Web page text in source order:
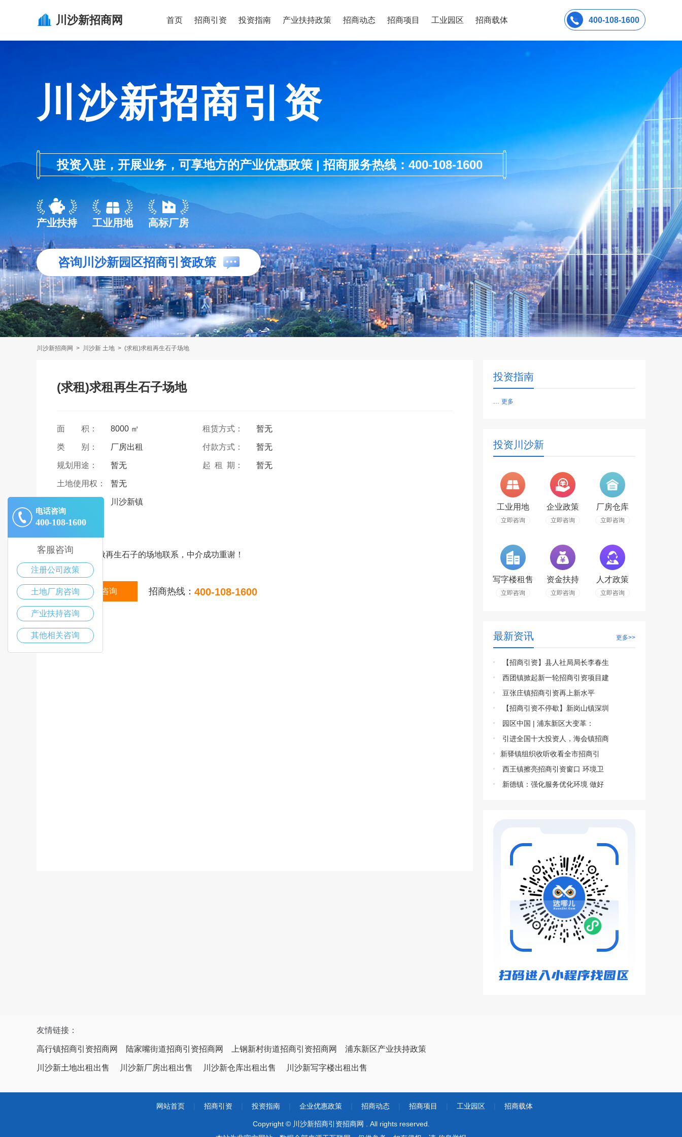
川沙新招商网 首页 招商引资 投资指南 产业扶持政策 招商动态 招商项目 工业园区 招商载体 400-108-1600
川沙新招商引资
投资入驻，开展业务，可享地方的产业优惠政策 | 招商服务热线：400-108-1600
产业扶持 工业用地 高标厂房
咨询川沙新园区招商引资政策
川沙新招商网 > 川沙新 土地 > (求租)求租再生石子场地
(求租)求租再生石子场地
面 积： 8000 ㎡ 租赁方式： 暂无
类 别： 厂房出租 付款方式： 暂无
规划用途： 暂无 起 租 期： 暂无
土地使用权： 暂无
详细地址： 川沙新镇
那里有可以做再生石子的场地联系，中介成功重谢！
在线咨询 招商热线： 400-108-1600
投资指南
更多
投资川沙新
工业用地
立即咨询
企业政策
立即咨询
厂房仓库
立即咨询
写字楼租售
立即咨询
资金扶持
立即咨询
人才政策
立即咨询
最新资讯 更多>>
【招商引资】县人社局局长李春生
西团镇掀起新一轮招商引资项目建
豆张庄镇招商引资再上新水平
【招商引资不停歇】新岗山镇深圳
园区中国 | 浦东新区大变革：
引进全国十大投资人，海会镇招商
​新驿镇组织收听收看全市招商引
西王镇擦亮招商引资窗口 环境卫
新德镇：强化服务优化环境 做好
友情链接：
高行镇招商引资招商网 陆家嘴街道招商引资招商网 上钢新村街道招商引资招商网 浦东新区产业扶持政策
川沙新土地出租出售 川沙新厂房出租出售 川沙新仓库出租出售 川沙新写字楼出租出售
网站首页 招商引资 投资指南 企业优惠政策 招商动态 招商项目 工业园区 招商载体
Copyright © 川沙新招商引资招商网 . All rights reserved.
电话咨询
400-108-1600
客服咨询
注册公司政策
土地厂房咨询
产业扶持咨询
其他相关咨询